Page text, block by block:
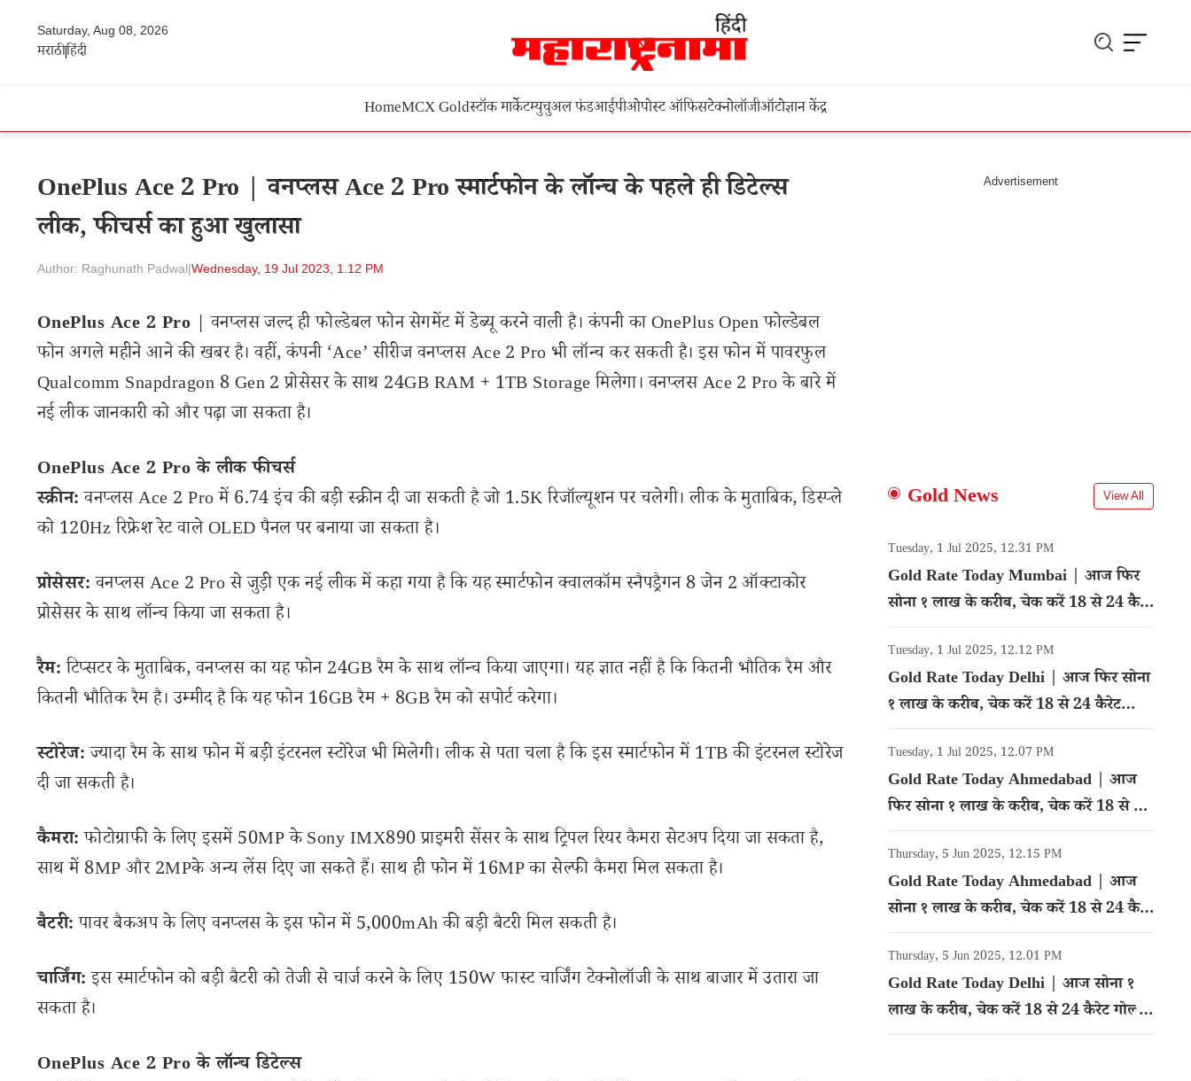
Saturday, Aug 08, 2026
मराठीहिंदी
HomeMCX Goldस्टॉक मार्केटम्युचुअल फंडआईपीओपोस्ट ऑफिसटेक्नोलॉजीऑटोज्ञान केंद्र
OnePlus Ace 2 Pro | वनप्लस Ace 2 Pro स्मार्टफोन के लॉन्च के पहले ही डिटेल्स
लीक, फीचर्स का हुआ खुलासा
Author: Raghunath Padwal|Wednesday, 19 Jul 2023, 1.12 PM
OnePlus Ace 2 Pro | वनप्लस जल्द ही फोल्डेबल फोन सेगमेंट में डेब्यू करने वाली है। कंपनी का OnePlus Open फोल्डेबल
फोन अगले महीने आने की खबर है। वहीं, कंपनी ‘Ace’ सीरीज वनप्लस Ace 2 Pro भी लॉन्च कर सकती है। इस फोन में पावरफुल
Qualcomm Snapdragon 8 Gen 2 प्रोसेसर के साथ 24GB RAM + 1TB Storage मिलेगा। वनप्लस Ace 2 Pro के बारे में
नई लीक जानकारी को और पढ़ा जा सकता है।
OnePlus Ace 2 Pro के लीक फीचर्स
स्क्रीन:वनप्लस Ace 2 Pro में 6.74 इंच की बड़ी स्क्रीन दी जा सकती है जो 1.5K रिजॉल्यूशन पर चलेगी। लीक के मुताबिक, डिस्प्ले
को 120Hz रिफ्रेश रेट वाले OLED पैनल पर बनाया जा सकता है।
प्रोसेसर:वनप्लस Ace 2 Pro से जुड़ी एक नई लीक में कहा गया है कि यह स्मार्टफोन क्वालकॉम स्नैपड्रैगन 8 जेन 2 ऑक्टाकोर
प्रोसेसर के साथ लॉन्च किया जा सकता है।
रैम:टिप्सटर के मुताबिक, वनप्लस का यह फोन 24GB रैम के साथ लॉन्च किया जाएगा। यह ज्ञात नहीं है कि कितनी भौतिक रैम और
कितनी भौतिक रैम है। उम्मीद है कि यह फोन 16GB रैम + 8GB रैम को सपोर्ट करेगा।
स्टोरेज:ज्यादा रैम के साथ फोन में बड़ी इंटरनल स्टोरेज भी मिलेगी। लीक से पता चला है कि इस स्मार्टफोन में 1TB की इंटरनल स्टोरेज
दी जा सकती है।
कैमरा:फोटोग्राफी के लिए इसमें 50MP के Sony IMX890 प्राइमरी सेंसर के साथ ट्रिपल रियर कैमरा सेटअप दिया जा सकता है,
साथ में 8MP और 2MPके अन्य लेंस दिए जा सकते हैं। साथ ही फोन में 16MP का सेल्फी कैमरा मिल सकता है।
बैटरी:पावर बैकअप के लिए वनप्लस के इस फोन में 5,000mAh की बड़ी बैटरी मिल सकती है।
चार्जिंग:इस स्मार्टफोन को बड़ी बैटरी को तेजी से चार्ज करने के लिए 150W फास्ट चार्जिंग टेक्नोलॉजी के साथ बाजार में उतारा जा
सकता है।
OnePlus Ace 2 Pro के लॉन्च डिटेल्स
Gold News View All
Tuesday, 1 Jul 2025, 12.31 PM
Gold Rate Today Mumbai | आज फिर
सोना १ लाख के करीब, चेक करें 18 से 24 कैरेट
गोल्ड का रेट
Tuesday, 1 Jul 2025, 12.12 PM
Gold Rate Today Delhi | आज फिर सोना
१ लाख के करीब, चेक करें 18 से 24 कैरेट
गोल्ड का रेट
Tuesday, 1 Jul 2025, 12.07 PM
Gold Rate Today Ahmedabad | आज
फिर सोना १ लाख के करीब, चेक करें 18 से 24
कैरेट गोल्ड का रेट
Thursday, 5 Jun 2025, 12.15 PM
Gold Rate Today Ahmedabad | आज
सोना १ लाख के करीब, चेक करें 18 से 24 कैरेट
गोल्ड का रेट
Thursday, 5 Jun 2025, 12.01 PM
Gold Rate Today Delhi | आज सोना १
लाख के करीब, चेक करें 18 से 24 कैरेट गोल्ड
का रेट